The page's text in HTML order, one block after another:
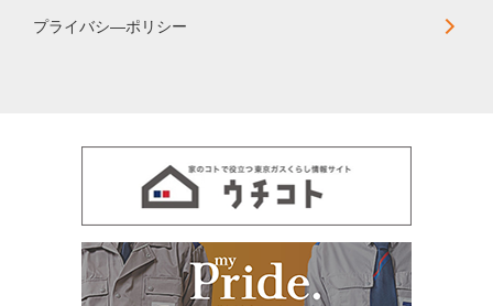
プライバシ―ポリシー